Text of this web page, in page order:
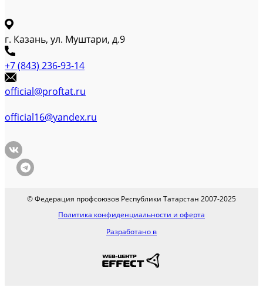
г. Казань, ул. Муштари, д.9
+7 (843) 236-93-14
official@proftat.ru
official16@yandex.ru
© Федерация профсоюзов Республики Татарстан 2007-2025
Политика конфиденциальности и оферта
Разработано в